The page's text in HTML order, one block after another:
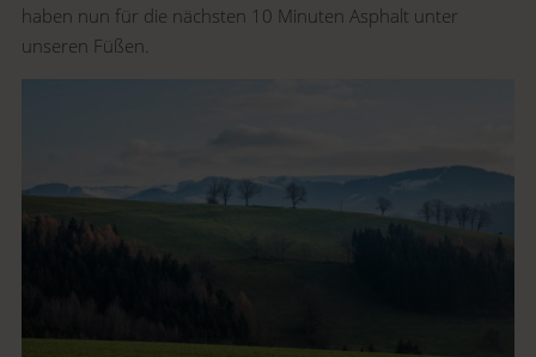
haben nun für die nächsten 10 Minuten Asphalt unter
unseren Füßen.